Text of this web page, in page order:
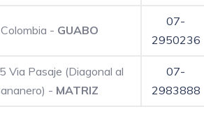
- GUABO
07-
2950236
Via Pasaje (Diagonal al
- MATRIZ
07-
2983888